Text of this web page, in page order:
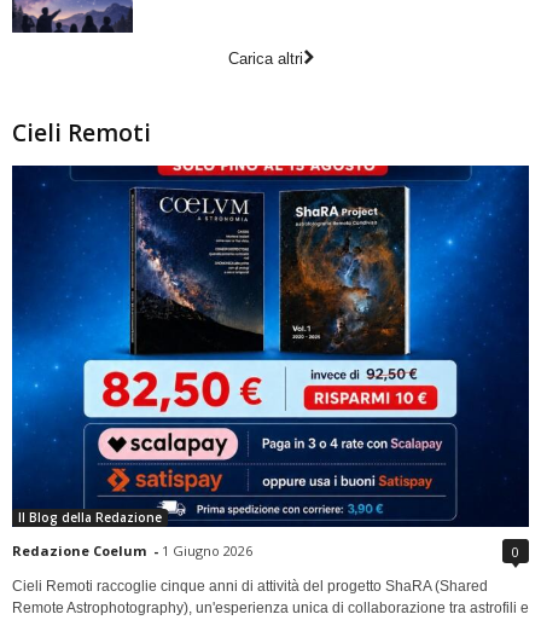
Carica altri
Cieli Remoti
Il Blog della Redazione
Redazione Coelum - 1 Giugno 2026 0
Cieli Remoti raccoglie cinque anni di attività del progetto ShaRA (Shared
Remote Astrophotography), un'esperienza unica di collaborazione tra astrofili e